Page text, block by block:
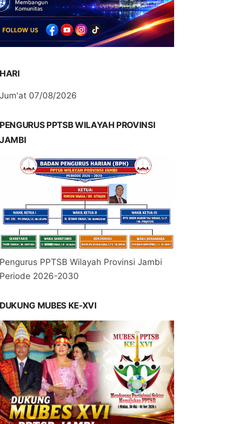
HARI
Jum'at 07/08/2026
PENGURUS PPTSB WILAYAH PROVINSI
JAMBI
Pengurus PPTSB Wilayah Provinsi Jambi
Periode 2026-2030
DUKUNG MUBES KE-XVI